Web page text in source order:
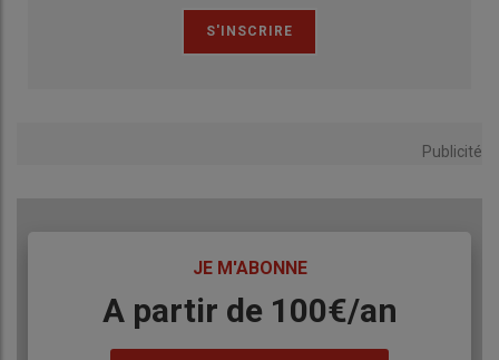
Publicité
JE M'ABONNE
BodyA partir de 100€/an